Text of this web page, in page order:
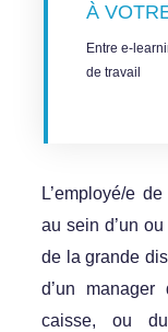
À
Entre e-
de travail
L’employé/e
au sein d’un
de la grande
d’un
caisse, ou